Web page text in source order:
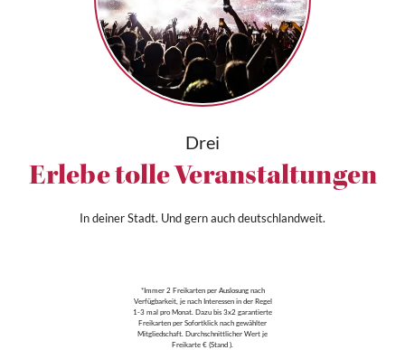
Drei
Erlebe tolle Veranstaltungen
In deiner Stadt. Und gern auch deutschlandweit.
*Immer 2 Freikarten per Auslosung nach
Verfügbarkeit, je nach Interessen in der Regel
1-3 mal pro Monat. Dazu bis 3x2 garantierte
Freikarten per Sofortklick nach gewählter
Mitgliedschaft. Durchschnittlicher Wert je
Freikarte € (Stand ).